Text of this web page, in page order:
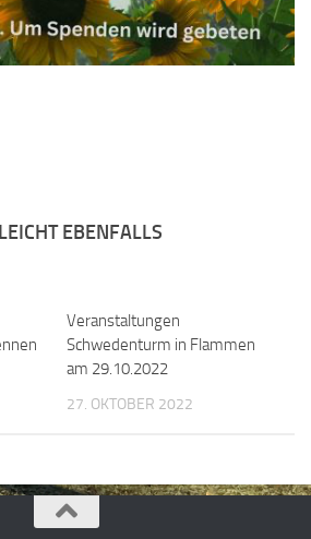
EBENFALLS
Veranstaltungen
Schwedenturm in Flammen
am 29.10.2022
27. OKTOBER 2022